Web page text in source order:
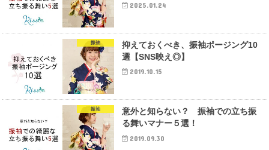
2025.01.24
振袖
抑えておくべき、振袖ポージング10
選【SNS映え◎】
2019.10.15
振袖
意外と知らない？ 振袖での立ち振
る舞いマナー５選！
2019.09.30